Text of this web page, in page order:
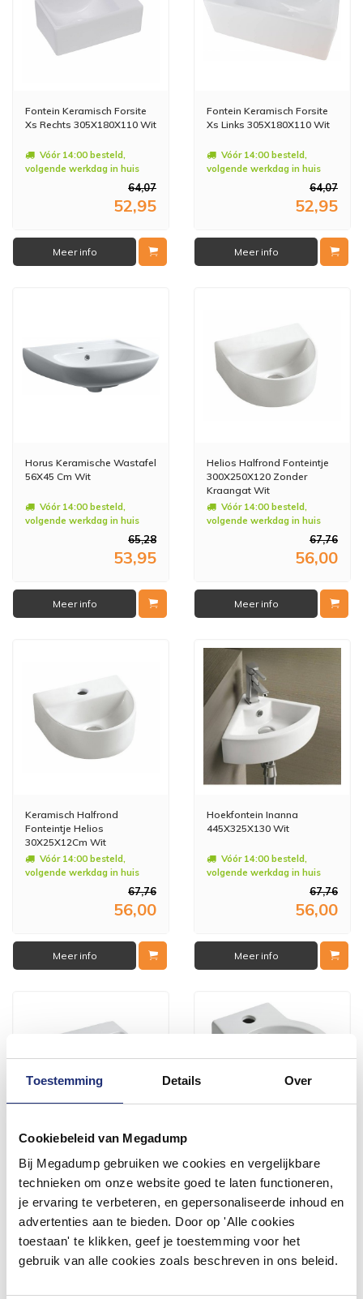
Toestemming Details Over
Cookiebeleid van Megadump
Bij Megadump gebruiken we cookies en vergelijkbare
technieken om onze website goed te laten functioneren,
je ervaring te verbeteren, en gepersonaliseerde inhoud en
advertenties aan te bieden. Door op 'Alle cookies
toestaan' te klikken, geef je toestemming voor het
gebruik van alle cookies zoals beschreven in ons beleid.
Fontein Keramisch Forsite
Xs Rechts 305X180X110 Wit
Vóór 14:00 besteld,
volgende werkdag in huis
64,07
52,95
Meer info
Fontein Keramisch Forsite
Xs Links 305X180X110 Wit
Vóór 14:00 besteld,
volgende werkdag in huis
64,07
52,95
Meer info
Horus Keramische Wastafel
56X45 Cm Wit
Vóór 14:00 besteld,
volgende werkdag in huis
65,28
53,95
Meer info
Helios Halfrond Fonteintje
300X250X120 Zonder
Kraangat Wit
Vóór 14:00 besteld,
volgende werkdag in huis
67,76
56,00
Meer info
Keramisch Halfrond
Fonteintje Helios
30X25X12Cm Wit
Vóór 14:00 besteld,
volgende werkdag in huis
67,76
56,00
Meer info
Hoekfontein Inanna
445X325X130 Wit
Vóór 14:00 besteld,
volgende werkdag in huis
67,76
56,00
Meer info
Keramische Fontein pontos
32X29X11 Cm Wit
Vóór 14:00 besteld,
volgende werkdag in huis
67,76
56,00
Keramische Fontein Hera
35X28X1,6 Cm Wit
Vóór 14:00 besteld,
volgende werkdag in huis
56,00